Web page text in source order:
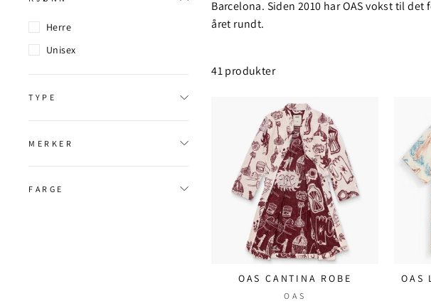
Herre
Unisex
TYPE
MERKER
FARGE
Barcelona. Siden 2010 har OAS vokst til
året rundt.
41 produkter
OAS CANTINA ROBE
OAS
OAS